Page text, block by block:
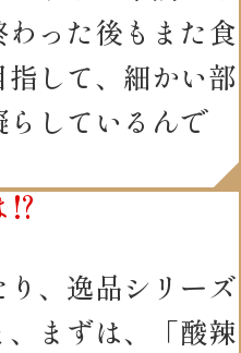
った後もまた食
して、細かい部
しているんで
⁉
、逸品シリーズ
まずは、「酸辣